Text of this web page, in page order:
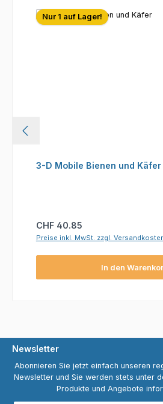
Nur 1 auf Lager!
3-D Mobile Bienen und Käfer
Regulärer Preis:
CHF 40.85
Preise inkl. MwSt. zzgl.
In den
Newsletter
Abonnieren Sie jetzt einfach unseren
Newsletter und Sie werden stets unter
Produkte und Angebote